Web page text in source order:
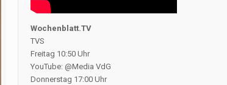
Wochenblatt.TV
TVS
Freitag 10:50 Uhr
YouTube: @Media VdG
Donnerstag 17:00 Uhr